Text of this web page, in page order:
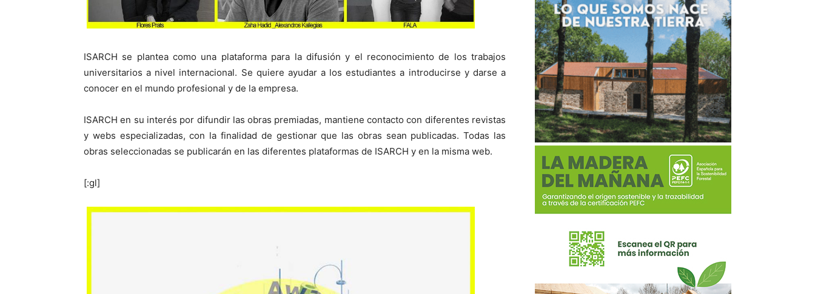
ISARCH se plantea como una plataforma para la difusión y el reconocimiento de los trabajos
universitarios a nivel internacional. Se quiere ayudar a los estudiantes a introducirse y darse a
conocer en el mundo profesional y de la empresa.
ISARCH en su interés por difundir las obras premiadas, mantiene contacto con diferentes revistas
y webs especializadas, con la finalidad de gestionar que las obras sean publicadas. Todas las
obras seleccionadas se publicarán en las diferentes plataformas de ISARCH y en la misma web.
[:gl]